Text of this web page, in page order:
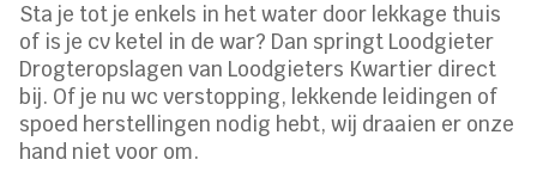
Sta je tot je enkels in het water door lekkage thuis
of is je cv ketel in de war? Dan springt Loodgieter
Drogteropslagen van Loodgieters Kwartier direct
bij. Of je nu wc verstopping, lekkende leidingen of
spoed herstellingen nodig hebt, wij draaien er onze
hand niet voor om.